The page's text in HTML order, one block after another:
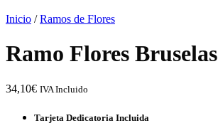
Inicio / Ramos de Flores
Ramo Flores Bruselas
34,10€ IVA Incluido
Tarjeta Dedicatoria Incluida